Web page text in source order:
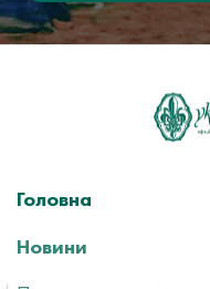
Головна
Новини